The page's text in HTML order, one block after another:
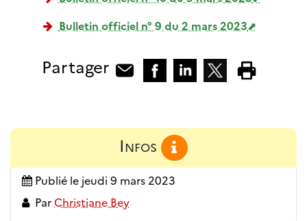
Bulletin officiel n° 9 du 2 mars 2023
Partager
Infos
Publié le jeudi 9 mars 2023
Par Christiane Bey